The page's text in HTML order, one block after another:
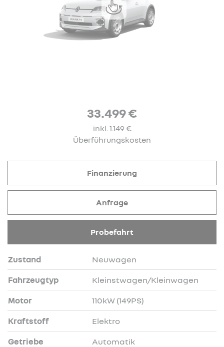
33.499 €
inkl. 1.149 €
Überführungskosten
Zustand Neuwagen
Fahrzeugtyp Kleinstwagen/Kleinwagen
Motor 110kW (149PS)
Kraftstoff Elektro
Getriebe Automatik
Finanzierung
Anfrage
Probefahrt